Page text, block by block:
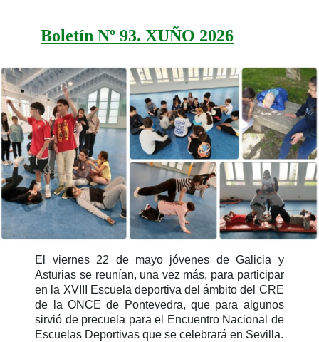
Boletín Nº 93. XUÑO 2026
El viernes 22 de mayo jóvenes de Galicia y
Asturias se reunían, una vez más, para participar
en la XVIII Escuela deportiva del ámbito del CRE
de la ONCE de Pontevedra, que para algunos
sirvió de precuela para el Encuentro Nacional de
Escuelas Deportivas que se celebrará en Sevilla.